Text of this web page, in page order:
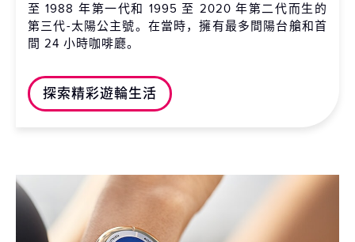
至 1988 年第一代和 1995 至 2020 年第二代而生的
第三代-太陽公主號。在當時，擁有最多間陽台艙和首
間 24 小時咖啡廳。
探索精彩遊輪生活